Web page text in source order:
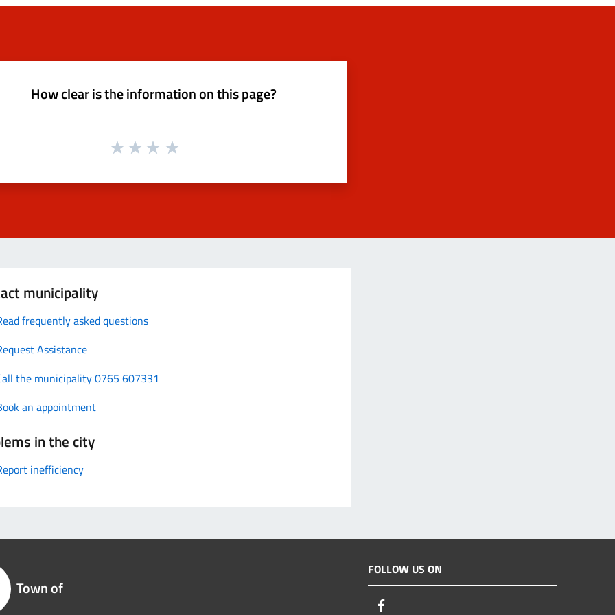
How clear is the information on this page?
municipality
frequently asked questions
Assistance
the municipality 0765 607331
an appointment
in the city
inefficiency
Town of
FOLLOW US ON